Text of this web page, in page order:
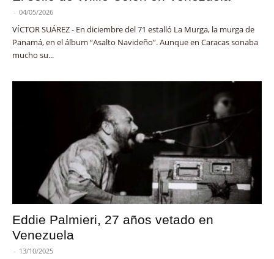
- 04/05/2026
VÍCTOR SUÁREZ - En diciembre del 71 estalló La Murga, la murga de
Panamá, en el álbum “Asalto Navideño”. Aunque en Caracas sonaba
mucho su...
Eddie Palmieri, 27 años vetado en
Venezuela
- 13/10/2025